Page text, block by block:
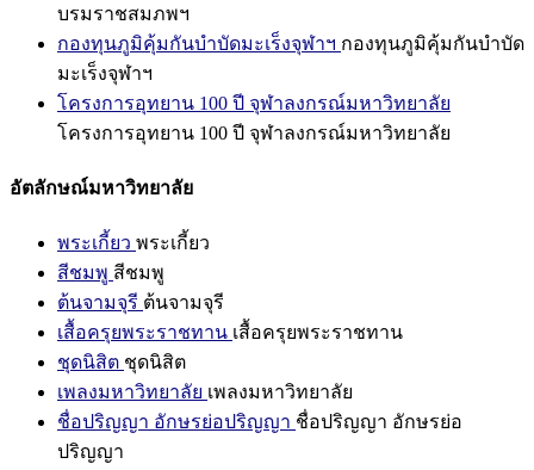
บรมราชสมภพฯ
กองทุนภูมิคุ้มกันบำบัดมะเร็งจุฬาฯ กองทุนภูมิคุ้มกันบำบัด
มะเร็งจุฬาฯ
โครงการอุทยาน 100 ปี จุฬาลงกรณ์มหาวิทยาลัย
โครงการอุทยาน 100 ปี จุฬาลงกรณ์มหาวิทยาลัย
อัตลักษณ์มหาวิทยาลัย
พระเกี้ยว พระเกี้ยว
สีชมพู สีชมพู
ต้นจามจุรี ต้นจามจุรี
เสื้อครุยพระราชทาน เสื้อครุยพระราชทาน
ชุดนิสิต ชุดนิสิต
เพลงมหาวิทยาลัย เพลงมหาวิทยาลัย
ชื่อปริญญา อักษรย่อปริญญา ชื่อปริญญา อักษรย่อ
ปริญญา